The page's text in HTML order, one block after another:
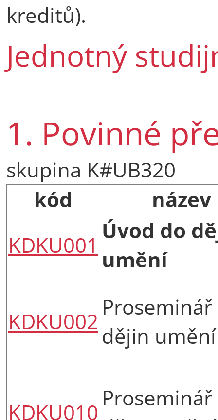
kreditů).
Jednotný
1. Povinné
skupina K#UB320
kód
název
KDKU001
Úvod do
umění
KDKU002
Proseminář
dějin
KDKU010
Proseminář